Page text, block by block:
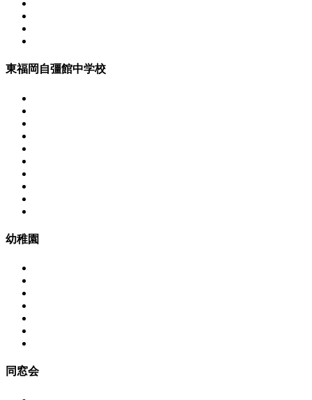
東福岡自彊館中学校
幼稚園
同窓会